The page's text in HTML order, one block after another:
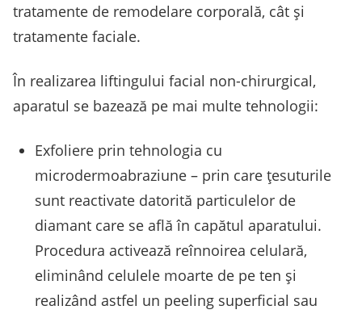
tratamente de remodelare corporală, cât și
tratamente faciale.
În realizarea liftingului facial non-chirurgical,
aparatul se bazează pe mai multe tehnologii:
Exfoliere prin tehnologia cu
microdermoabraziune – prin care țesuturile
sunt reactivate datorită particulelor de
diamant care se află în capătul aparatului.
Procedura activează reînnoirea celulară,
eliminând celulele moarte de pe ten și
realizând astfel un peeling superficial sau